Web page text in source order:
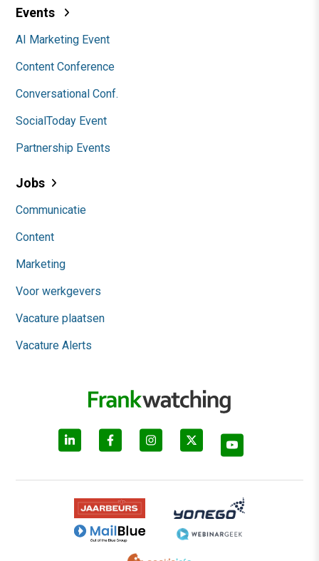
Events
AI Marketing Event
Content Conference
Conversational Conf.
SocialToday Event
Partnership Events
Jobs
Communicatie
Content
Marketing
Voor werkgevers
Vacature plaatsen
Vacature Alerts